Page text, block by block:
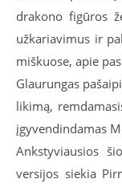
drakono figūros
užkariavimus ir
miškuose, apie
Glaurungas
likimą,
įgyvendindamas
Ankstyviausios
versijos siekia